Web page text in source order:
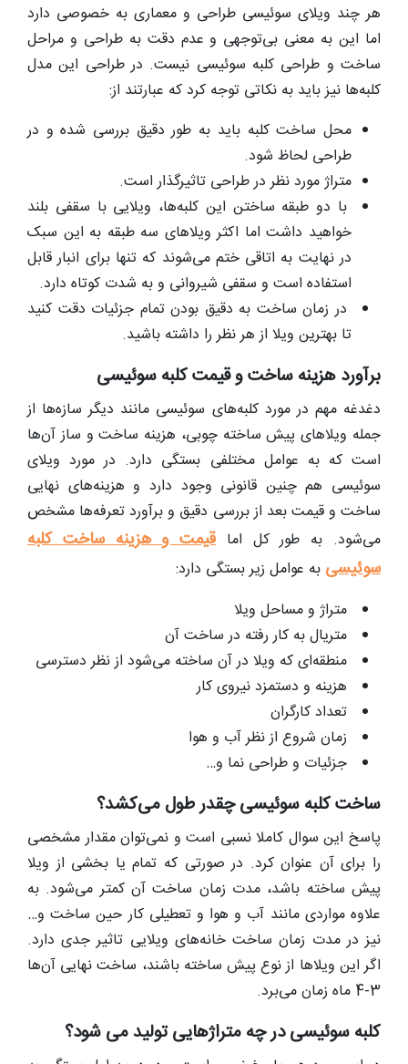
هر چند ویلای سوئیسی طراحی و معماری به خصوصی دارد
اما این به معنی بی‌توجهی و عدم دقت به طراحی و مراحل
ساخت و طراحی کلبه‌ سوئیسی نیست. در طراحی این مدل
کلبه‌ها نیز باید به نکاتی توجه کرد که عبارتند از:
محل ساخت کلبه باید به طور دقیق بررسی شده و در
طراحی لحاظ شود.
متراژ مورد نظر در طراحی تاثیرگذار است.
با دو طبقه ساختن این کلبه‌ها، ویلایی با سقفی بلند
خواهید داشت اما اکثر ویلاهای سه طبقه به این سبک
در نهایت به اتاقی ختم می‌شوند که تنها برای انبار قابل
استفاده است و سقفی شیروانی و به شدت کوتاه دارد.
در زمان ساخت به دقیق بودن تمام جزئیات دقت کنید
تا بهترین ویلا از هر نظر را داشته باشید.
برآورد هزینه ساخت و قیمت کلبه سوئیسی
دغدغه مهم در مورد کلبه‌های سوئیسی مانند دیگر سازه‌ها از
جمله ویلاهای پیش ساخته چوبی، هزینه ساخت و ساز آن‌ها
است که به عوامل مختلفی بستگی دارد. در مورد ویلای
سوئیسی هم چنین قانونی وجود دارد و هزینه‌های نهایی
ساخت و قیمت بعد از بررسی دقیق و برآورد تعرفه‌ها مشخص
می‌شود. به طور کل اما قیمت و هزینه ساخت کلبه
سوئیسی به عوامل زیر بستگی دارد:
متراژ و مساحل ویلا
متریال به کار رفته در ساخت آن
منطقه‌ای که ویلا در آن ساخته می‌شود از نظر دسترسی
هزینه و دستمزد نیروی کار
تعداد کارگران
زمان شروع از نظر آب و هوا
جزئیات و طراحی نما و…
ساخت کلبه سوئیسی چقدر طول می‌کشد؟
پاسخ این سوال کاملا نسبی است و نمی‌توان مقدار مشخصی
را برای آن عنوان کرد. در صورتی که تمام یا بخشی از ویلا
پیش ساخته باشد، مدت زمان ساخت آن‌ کمتر می‌شود. به
علاوه مواردی مانند آب و هوا و تعطیلی کار حین ساخت و…
نیز در مدت زمان ساخت خانه‌های ویلایی تاثیر جدی دارد.
اگر این ویلاها از نوع پیش ساخته باشند، ساخت نهایی آن‌ها
3-4 ماه زمان می‌برد.
کلبه سوئیسی در چه متراژهایی تولید می شود؟